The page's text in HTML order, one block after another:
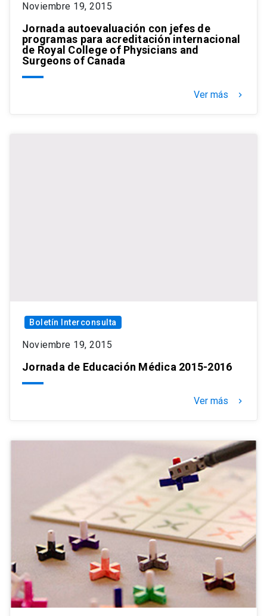
Noviembre 19, 2015
Jornada autoevaluación con jefes de
programas para acreditación internacional
de Royal College of Physicians and
Surgeons of Canada
Ver más keyboard_arrow_right
Boletín Interconsulta
Noviembre 19, 2015
Jornada de Educación Médica 2015-2016
Ver más keyboard_arrow_right